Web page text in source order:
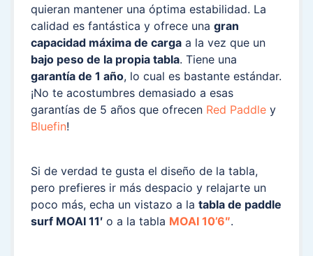
quieran mantener una óptima estabilidad. La
calidad es fantástica y ofrece una gran
capacidad máxima de carga a la vez que un
bajo peso de la propia tabla. Tiene una
garantía de 1 año, lo cual es bastante estándar.
¡No te acostumbres demasiado a esas
garantías de 5 años que ofrecen Red Paddle y
Bluefin!
Si de verdad te gusta el diseño de la tabla,
pero prefieres ir más despacio y relajarte un
poco más, echa un vistazo a la tabla de paddle
surf MOAI 11′ o a la tabla MOAI 10’6″.